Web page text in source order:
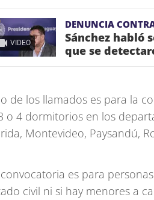
VIDEO
DENUNCIA
Sánchez habló
que se
de los llamados es para la
o 4 dormitorios en los
Montevideo, Paysandú,
es para
civil ni si hay menores a